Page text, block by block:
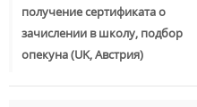
получение сертификата о
зачислении в школу, подбор
опекуна (UK, Австрия)